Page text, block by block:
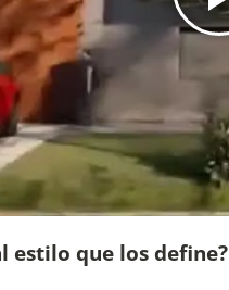
estilo que los define?